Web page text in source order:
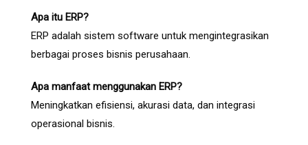
Apa itu ERP?
ERP adalah sistem software untuk mengintegrasikan
berbagai proses bisnis perusahaan.
Apa manfaat menggunakan ERP?
Meningkatkan efisiensi, akurasi data, dan integrasi
operasional bisnis.